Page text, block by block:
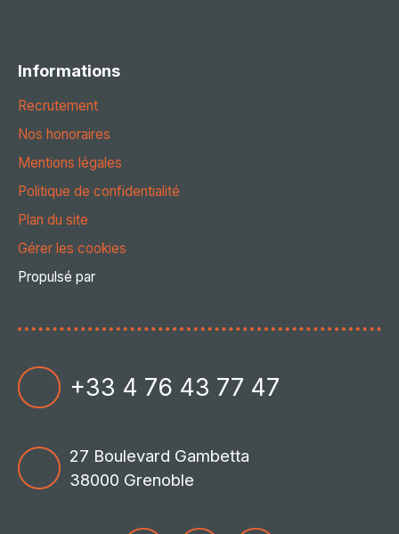
Informations
Recrutement
Nos honoraires
Mentions légales
Politique de confidentialité
Plan du site
Gérer les cookies
Propulsé par
+33 4 76 43 77 47
27 Boulevard Gambetta
38000 Grenoble